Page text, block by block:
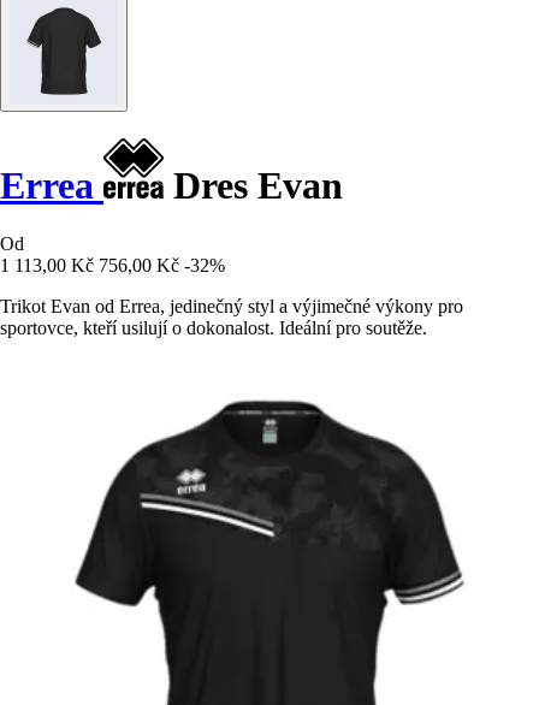
Errea Dres Evan
Od
1 113,00 Kč 756,00 Kč -32%
Trikot Evan od Errea, jedinečný styl a výjimečné výkony pro
sportovce, kteří usilují o dokonalost. Ideální pro soutěže.